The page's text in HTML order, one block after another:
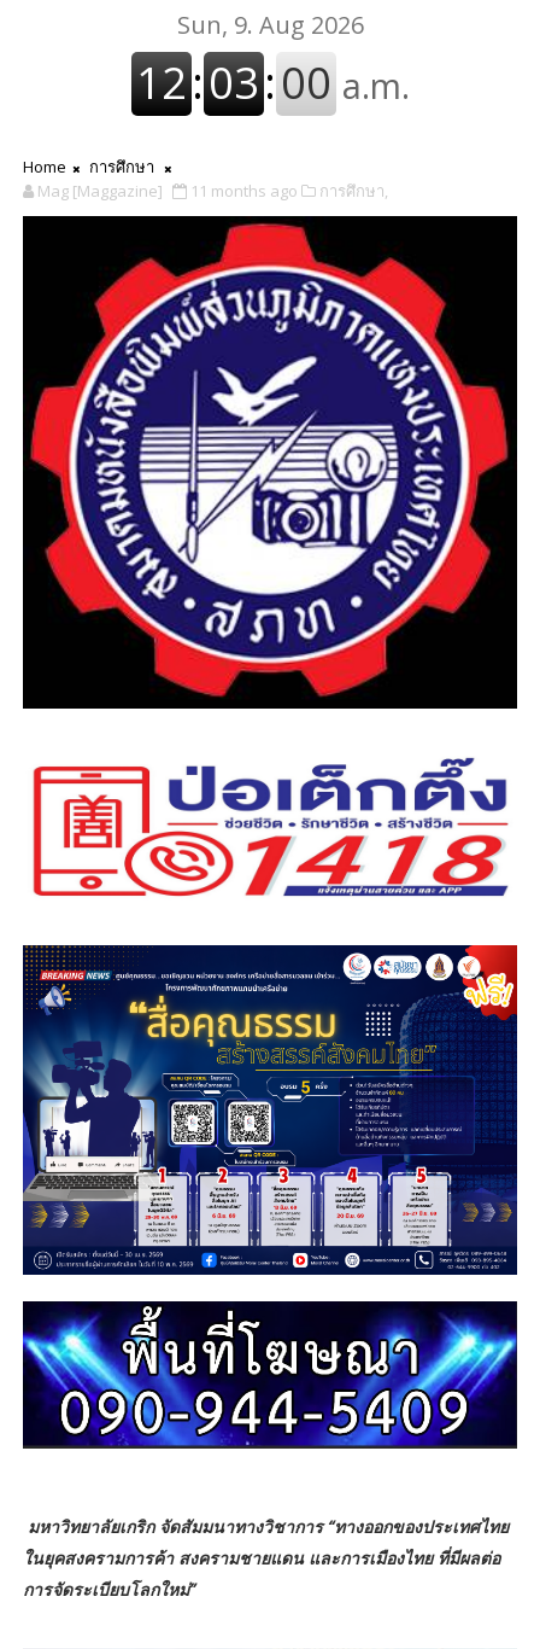
Home
การศึกษา
Mag [Maggazine]
11 months ago การศึกษา,
มหาวิทยาลัยเกริก จัดสัมมนาทางวิชาการ “ทางออกของประเทศไทย
ในยุคสงครามการค้า สงครามชายแดน และการเมืองไทย ที่มีผลต่อ
การจัดระเบียบโลกใหม่”